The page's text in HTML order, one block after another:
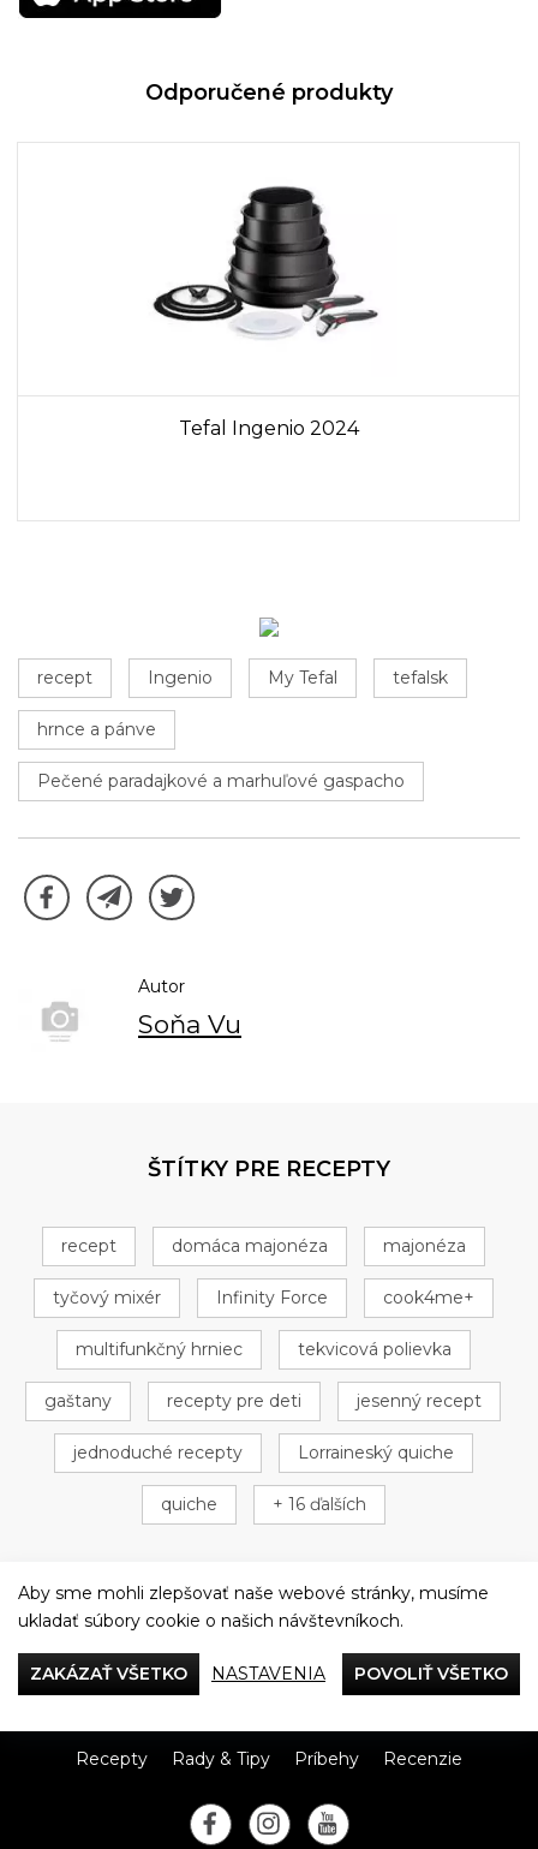
Odporučené produkty
Tefal Ingenio 2024
recept Ingenio My Tefal tefalsk
hrnce a pánve
Pečené paradajkové a marhuľové gaspacho
Autor
Soňa Vu
ŠTÍTKY PRE RECEPTY
recept domáca majonéza majonéza
tyčový mixér Infinity Force cook4me+
multifunkčný hrniec tekvicová polievka
gaštany recepty pre deti jesenný recept
jednoduché recepty Lorraineský quiche
quiche + 16 ďalších
Večeriame společne
Recepty Rady & Tipy Príbehy Recenzie
Aby sme mohli zlepšovať naše webové stránky, musíme
ukladať súbory cookie o našich návštevníkoch.
ZAKÁZAŤ VŠETKO NASTAVENIA POVOLIŤ VŠETKO